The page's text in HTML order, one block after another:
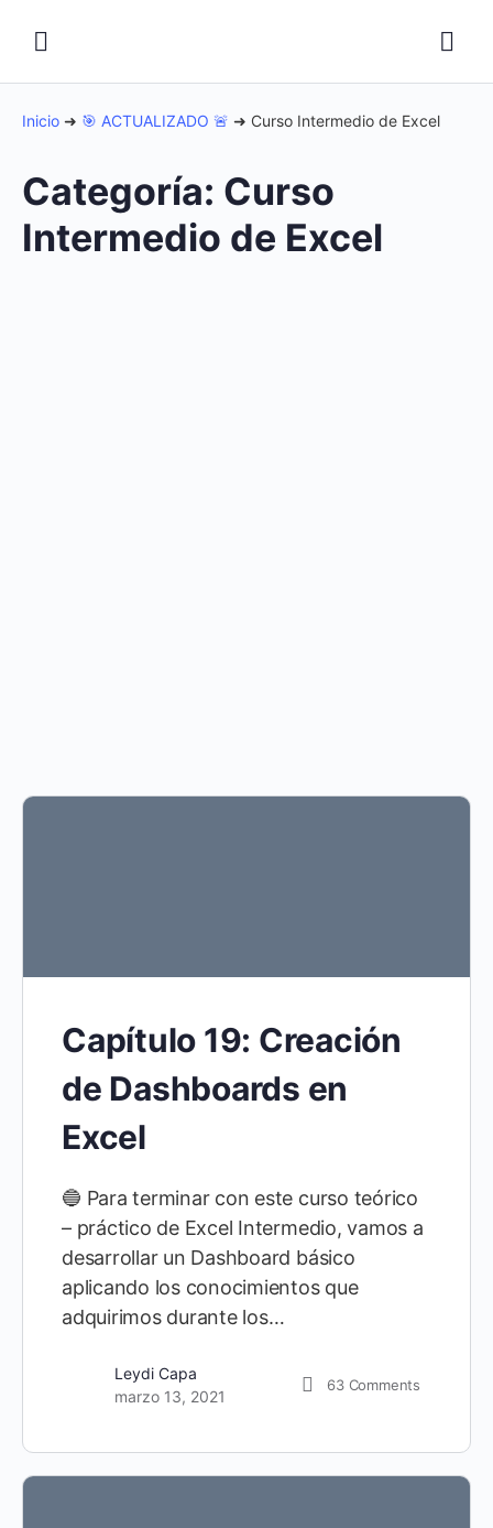
Inicio ➜ 🎯 ACTUALIZADO 🚨 ➜ Curso Intermedio de Excel
Categoría: Curso
Intermedio de Excel
Capítulo 19: Creación
de Dashboards en
Excel
🔵 Para terminar con este curso teórico
– práctico de Excel Intermedio, vamos a
desarrollar un Dashboard básico
aplicando los conocimientos que
adquirimos durante los…
Leydi Capa
marzo 13, 2021
63 Comments